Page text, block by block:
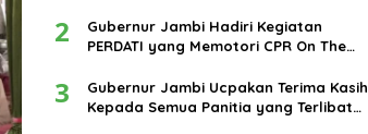
kota Jambi.
2
Gubernur Jambi Hadiri Kegiatan
PERDATI yang Memotori CPR On The
3
Gubernur Jambi Ucpakan Terima Kasih
Kepada Semua Panitia yang Terlibat